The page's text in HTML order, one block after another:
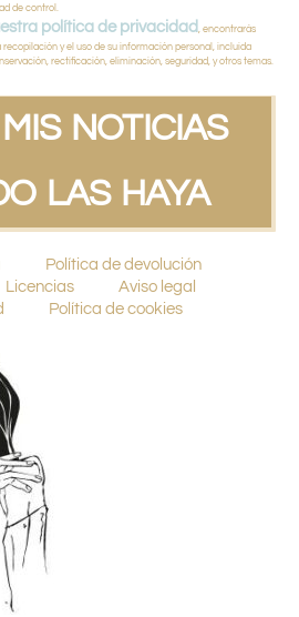
de control.
política de privacidad , encontrarás
y el uso de su información personal, incluida
rectificación, eliminación, seguridad, y otros temas.
NOTICIAS
LAS HAYA
Política de devolución
Licencias
Aviso legal
Política de cookies